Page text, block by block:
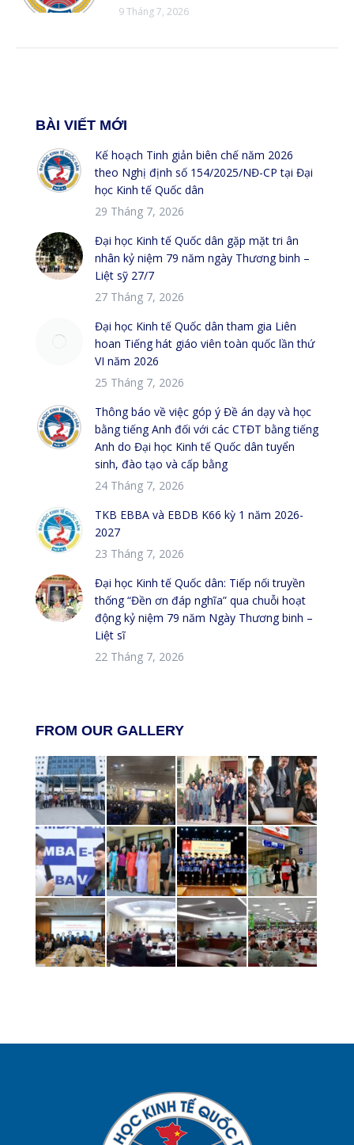
9 Tháng 7, 2026
BÀI VIẾT MỚI
Kế hoạch Tinh giản biên chế năm 2026
theo Nghị định số 154/2025/NĐ-CP tại Đại
học Kinh tế Quốc dân
29 Tháng 7, 2026
Đại học Kinh tế Quốc dân gặp mặt tri ân
nhân kỷ niệm 79 năm ngày Thương binh –
Liệt sỹ 27/7
27 Tháng 7, 2026
Đại học Kinh tế Quốc dân tham gia Liên
hoan Tiếng hát giáo viên toàn quốc lần thứ
VI năm 2026
25 Tháng 7, 2026
Thông báo về việc góp ý Đề án dạy và học
bằng tiếng Anh đối với các CTĐT bằng tiếng
Anh do Đại học Kinh tế Quốc dân tuyển
sinh, đào tạo và cấp bằng
24 Tháng 7, 2026
TKB EBBA và EBDB K66 kỳ 1 năm 2026-
2027
23 Tháng 7, 2026
Đại học Kinh tế Quốc dân: Tiếp nối truyền
thống “Đền ơn đáp nghĩa” qua chuỗi hoạt
động kỷ niệm 79 năm Ngày Thương binh –
Liệt sĩ
22 Tháng 7, 2026
FROM OUR GALLERY